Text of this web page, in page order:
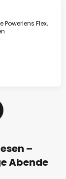
Powerlens Flex,
–
Abende